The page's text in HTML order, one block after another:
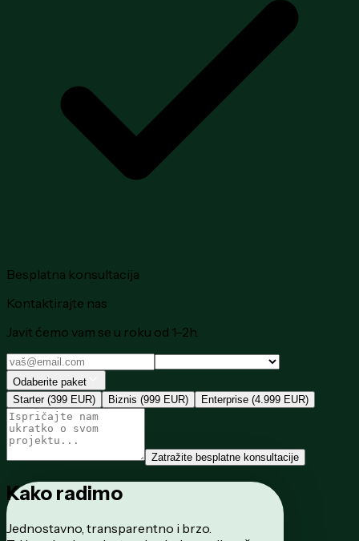
Besplatna konsultacija
Kontaktirajte nas
Javit ćemo vam se u roku od 1–2h.
Odaberite paket
Starter (399 EUR)
Biznis (999 EUR) Enterprise (4.999 EUR)
Zatražite besplatne konsultacije
Kako radimo
Jednostavno, transparentno i brzo.